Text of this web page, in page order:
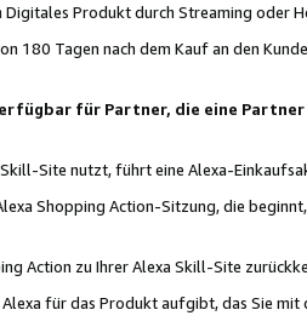
Produkt durch Streaming oder
180 Tagen nach dem Kauf an den
für Partner, die eine
Site nutzt, führt eine Alexa-
Shopping Action-Sitzung, die
Action zu Ihrer Alexa Skill-Site
für das Produkt aufgibt, das Sie mit